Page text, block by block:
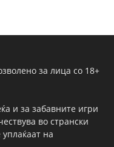
за лица со 18+
и за забавните игри
во странски
на